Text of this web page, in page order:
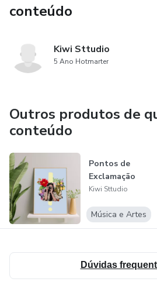
conteúdo
Kiwi Sttudio
5 Ano Hotmarter
Outros produtos de
conteúdo
Pontos de
Exclamação
Kiwi Sttudio
Música e Artes
Dúvidas